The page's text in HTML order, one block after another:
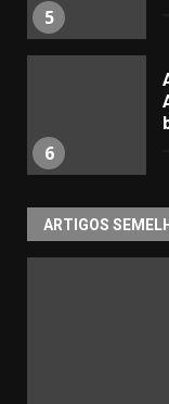
5
6
ARTIGOS